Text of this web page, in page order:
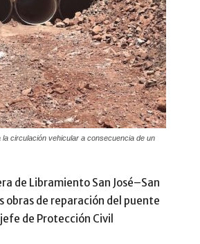
circulación vehicular a consecuencia de un
de Libramiento San José–San
obras de reparación del puente
de Protección Civil